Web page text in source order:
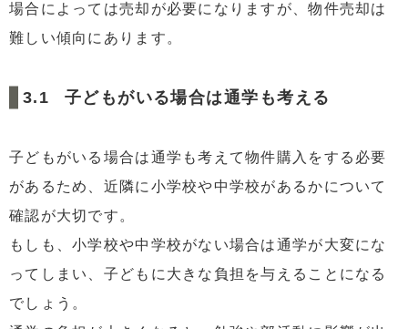
場合によっては売却が必要になりますが、物件売却は
難しい傾向にあります。
子どもがいる場合は通学も考える
子どもがいる場合は通学も考えて物件購入をする必要
があるため、近隣に小学校や中学校があるかについて
確認が大切です。
もしも、小学校や中学校がない場合は通学が大変にな
ってしまい、子どもに大きな負担を与えることになる
でしょう。